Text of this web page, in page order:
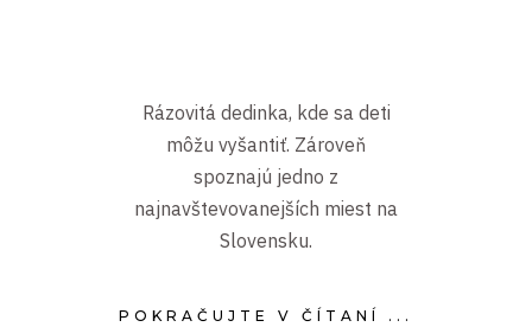
Rázovitá dedinka, kde sa deti
môžu vyšantiť. Zároveň
spoznajú jedno z
najnavštevovanejších miest na
Slovensku.
POKRAČUJTE V ČÍTANÍ ...